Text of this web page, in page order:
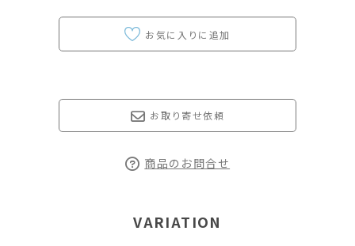
お取り寄せ依頼
商品のお問合せ
VARIATION